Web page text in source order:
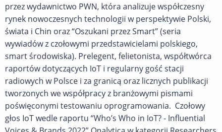
przez wydawnictwo PWN, która analizuje współczesny
rynek nowoczesnych technologii w perspektywie Polski,
świata i Chin oraz “Oszukani przez Smart” (seria
wywiadów z czołowymi przedstawicielami polskiego,
smart środowiska). Prelegent, felietonista, współtwórca
raportów dotyczących IoT i regularny gość stacji
radiowych w Polsce i za granicą oraz licznych publikacji
tworzonych we współpracy z branżowymi pismami
poświęconymi testowaniu oprogramowania. Czołowy
głos IoT wedle raportu “Who’s Who in IoT? - Influential